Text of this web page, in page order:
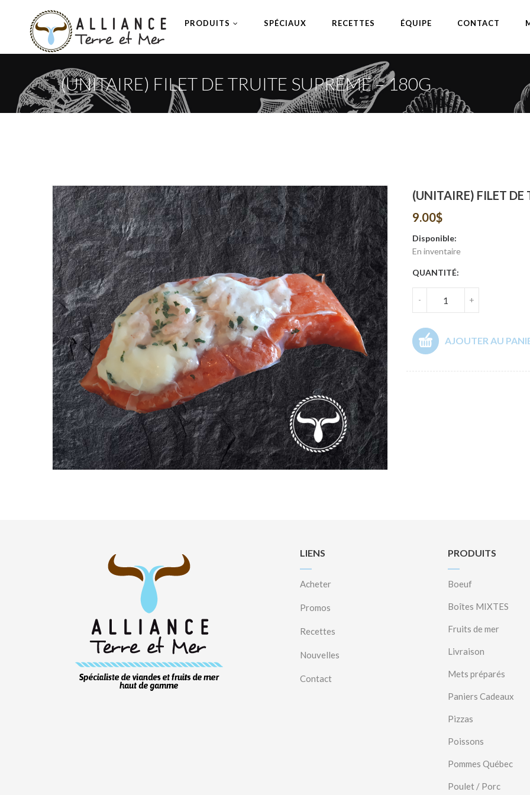
PRODUITS SPÉCIAUX RECETTES ÉQUIPE CONTACT
(UNITAIRE) FILET DE TRUITE SUPRÊME – 180G
(UNITAIRE) FILET DE
9.00$
Disponible:
En inventaire
QUANTITÉ:
- +
AJOUTER AU
LIENS
Acheter
Promos
Recettes
Nouvelles
Contact
PRODUITS
Boeuf
Boîtes MIXTES
Fruits de mer
Livraison
Mets préparés
Paniers Cadeaux
Pizzas
Poissons
Pommes Québec
Poulet / Porc